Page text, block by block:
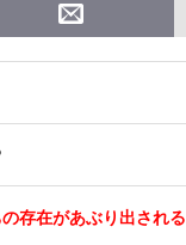
存在があぶり出される